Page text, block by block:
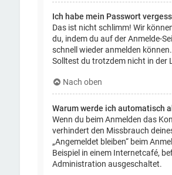
Ich habe mein Passwort
Das ist nicht schlimm! Wir
du, indem du auf der Anmelde-
schnell wieder anmelden können.
Solltest du trotzdem nicht in der
Nach oben
Warum werde ich automatisch
Wenn du beim Anmelden das
verhindert den Missbrauch
„Angemeldet bleiben“ beim
Beispiel in einem Internetcafé,
Administration ausgeschaltet.